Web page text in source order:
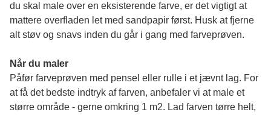
du skal male over en eksisterende farve, er det vigtigt at
mattere overfladen let med sandpapir først. Husk at fjerne
alt støv og snavs inden du går i gang med farveprøven.
Når du maler
Påfør farveprøven med pensel eller rulle i et jævnt lag. For
at få det bedste indtryk af farven, anbefaler vi at male et
større område - gerne omkring 1 m2. Lad farven tørre helt,